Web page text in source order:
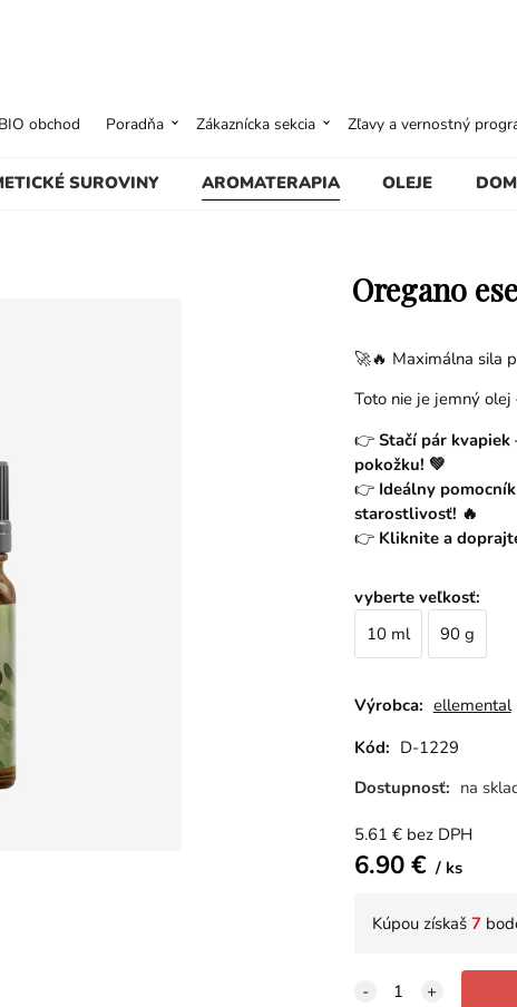
SUROVINY AROMATERAPIA OLEJE
obchod Poradňa Zákaznícka sekcia Zľavy a vernostný
Oregano
🚀🔥 Maximálna sila
Toto nie je jemný olej
👉 Stačí pár
pokožku! 💚
👉 Ideálny
starostlivosť! 🔥
👉 Kliknite a
vyberte veľkosť:
10 ml
90 g
Výrobca: ellemental
Kód: D-1229
Dostupnosť: na
5.61 € bez DPH
6.90€ ks
Kúpou získaš 7